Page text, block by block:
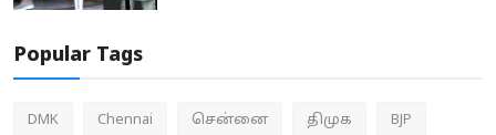
Popular Tags
DMK Chennai சென்னை திமுக BJP